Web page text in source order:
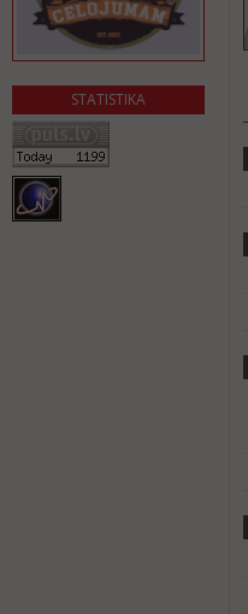
STATISTIKA